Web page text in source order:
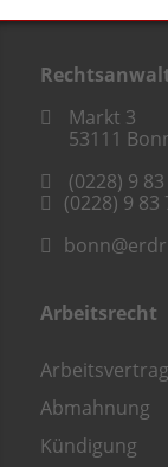
Markt 3
53111
(0228) 9
(0228) 9 83
Arbeitsrecht
Arbeitsvertrag
Abmahnung
Kündigung